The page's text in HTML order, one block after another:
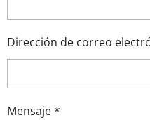
Dirección de correo
Mensaje *